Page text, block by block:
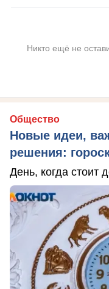
Никто ещё не
Общество
Новые идеи,
решения:
День, когда стоит